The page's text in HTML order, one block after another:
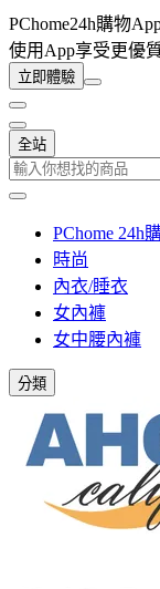
PChome24h購物
使用App享受更優
立即體驗
全站
PChome 24h
時尚
內衣/睡衣
女內褲
女中腰內褲
分類